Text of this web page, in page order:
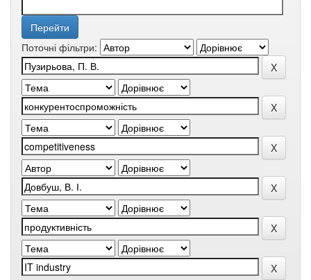
Поточні фільтри: